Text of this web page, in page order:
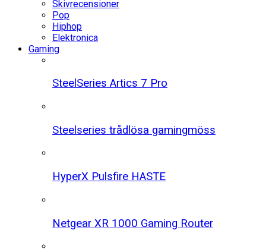
Skivrecensioner
Pop
Hiphop
Elektronica
Gaming
SteelSeries Artics 7 Pro
Steelseries trådlösa gamingmöss
HyperX Pulsfire HASTE
Netgear XR 1000 Gaming Router